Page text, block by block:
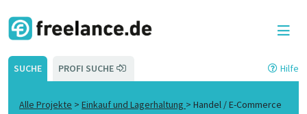
SUCHE PROFI SUCHE Hilfe
Alle Projekte > Einkauf und Lagerhaltung > Handel / E-Commerce